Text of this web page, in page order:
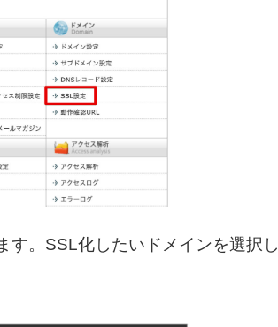
す。SSL化したいドメインを選択し